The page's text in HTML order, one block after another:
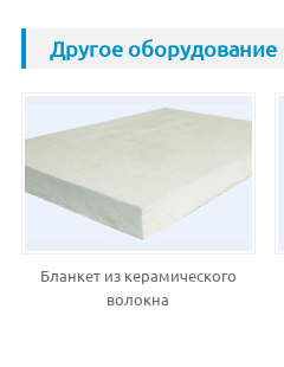
Другое оборудование
Бланкет из керамического
волокна